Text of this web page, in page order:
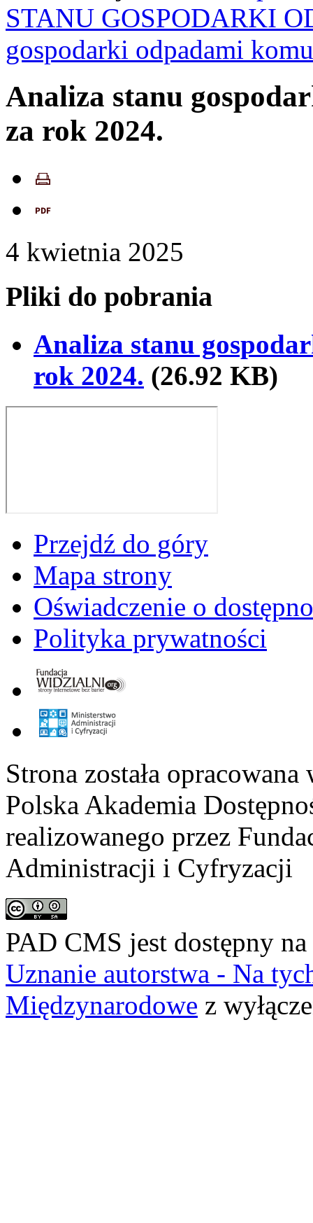
STANU GOSPODARKI
gospodarki odpadami
Analiza stanu
za rok 2024.
4 kwietnia 2025
Pliki do pobrania
Analiza stanu
rok 2024. (26.92 KB)
Przejdź do góry
Mapa strony
Oświadczenie o
Polityka prywatności
Strona została
Polska Akademia
realizowanego przez
Administracji i Cyfryzacji
PAD CMS jest dostępny na
Uznanie autorstwa - Na
Międzynarodowe z